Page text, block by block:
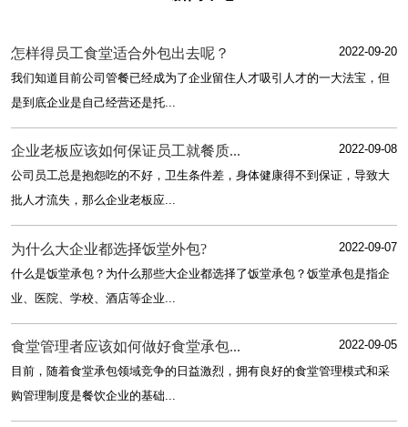
怎样得员工食堂适合外包出去呢？
2022-09-20
我们知道目前公司管餐已经成为了企业留住人才吸引人才的一大法宝，但
是到底企业是自己经营还是托...
企业老板应该如何保证员工就餐质...
2022-09-08
公司员工总是抱怨吃的不好，卫生条件差，身体健康得不到保证，导致大
批人才流失，那么企业老板应...
为什么大企业都选择饭堂外包?
2022-09-07
什么是饭堂承包？为什么那些大企业都选择了饭堂承包？饭堂承包是指企
业、医院、学校、酒店等企业...
食堂管理者应该如何做好食堂承包...
2022-09-05
目前，随着食堂承包领域竞争的日益激烈，拥有良好的食堂管理模式和采
购管理制度是餐饮企业的基础...